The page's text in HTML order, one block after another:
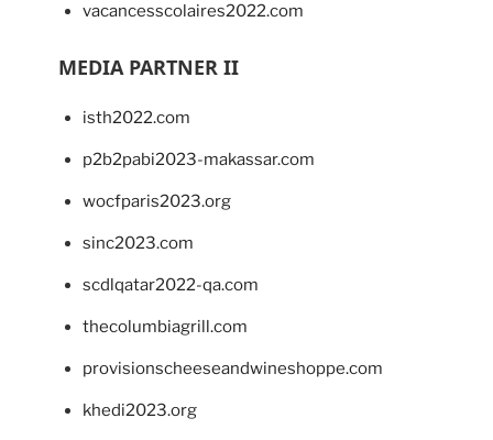
vacancesscolaires2022.com
MEDIA PARTNER II
isth2022.com
p2b2pabi2023-makassar.com
wocfparis2023.org
sinc2023.com
scdlqatar2022-qa.com
thecolumbiagrill.com
provisionscheeseandwineshoppe.com
khedi2023.org